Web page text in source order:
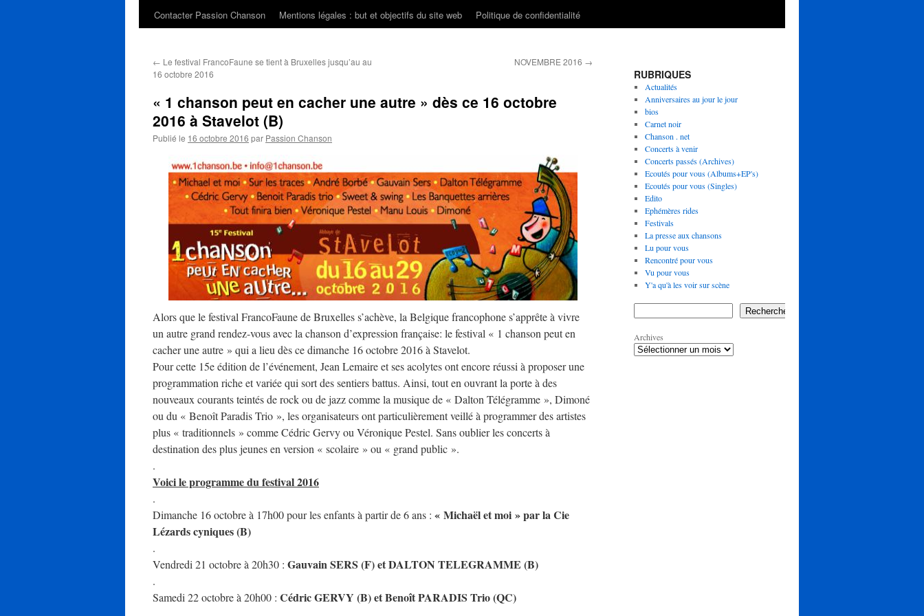
Contacter Passion Chanson
Mentions légales : but et objectifs du site web Politique de confidentialité
← Le festival FrancoFaune se tient à Bruxelles jusqu’au au
16 octobre 2016
NOVEMBRE 2016 →
« 1 chanson peut en cacher une autre » dès ce 16 octobre
2016 à Stavelot (B)
Publié le 16 octobre 2016 par Passion Chanson
Alors que le festival FrancoFaune de Bruxelles s’achève, la Belgique francophone s’apprête à vivre
un autre grand rendez-vous avec la chanson d’expression française: le festival « 1 chanson peut en
cacher une autre » qui a lieu dès ce dimanche 16 octobre 2016 à Stavelot.
Pour cette 15e édition de l’événement, Jean Lemaire et ses acolytes ont encore réussi à proposer une
programmation riche et variée qui sort des sentiers battus. Ainsi, tout en ouvrant la porte à des
nouveaux courants teintés de rock ou de jazz comme la musique de « Dalton Télégramme », Dimoné
ou du « Benoît Paradis Trio », les organisateurs ont particulièrement veillé à programmer des artistes
plus « traditionnels » comme Cédric Gervy ou Véronique Pestel. Sans oublier les concerts à
destination des plus jeunes en version « scolaire » ou « grand public ».
.
Voici le programme du festival 2016
.
Dimanche 16 octobre à 17h00 pour les enfants à partir de 6 ans : « Michaël et moi » par la Cie
Lézards cyniques (B)
.
Vendredi 21 octobre à 20h30 : Gauvain SERS (F) et DALTON TELEGRAMME (B)
.
Samedi 22 octobre à 20h00 : Cédric GERVY (B) et Benoît PARADIS Trio (QC)
RUBRIQUES
Actualités
Anniversaires au jour le jour
bios
Carnet noir
Chanson . net
Concerts à venir
Concerts passés (Archives)
Ecoutés pour vous (Albums+EP's)
Ecoutés pour vous (Singles)
Edito
Ephémères rides
Festivals
La presse aux chansons
Lu pour vous
Rencontré pour vous
Vu pour vous
Y'a qu'à les voir sur scène
Rechercher
Archives